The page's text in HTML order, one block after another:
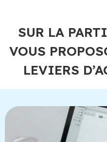
SUR LA
VOUS
LEVIERS